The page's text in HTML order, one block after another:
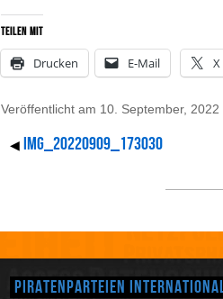
Teilen mit
Drucken E-Mail X
Veröffentlicht am 10. September, 2022
◀ IMG_20220909_173030
Piratenparteien